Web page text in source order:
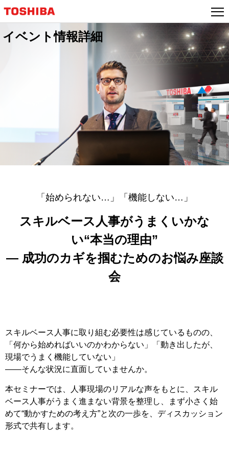
イベント情報詳細
「始められない…」「機能しない…」
スキルベース人事がうまくいかな
い“本当の理由”
― 成功のカギを掴むためのお悩み座談
会
スキルベース人事に取り組む必要性は感じているものの、
「何から始めればいいのかわからない」「動き出したが、
現場でうまく機能していない」
——そんな状況に直面していませんか。
本セミナーでは、人事現場のリアルな声をもとに、スキル
ベース人事がうまく進まない背景を整理し、まず小さく始
めて“動かすための考え方”と次の一歩を、ディスカッション
形式で共有します。